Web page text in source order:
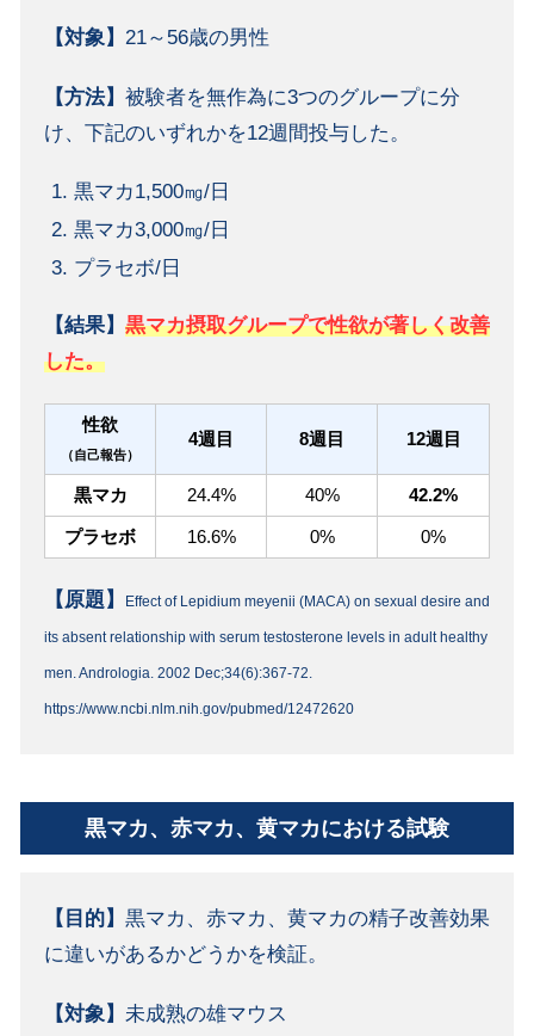
【対象】 21～56歳の男性
【方法】 被験者を無作為に3つのグループに分
け、下記のいずれかを12週間投与した。
黒マカ1,500㎎/日
黒マカ3,000㎎/日
プラセボ/日
【結果】 黒マカ摂取グループで性欲が著しく改善
した。
性欲
（自己報告）
4週目 8週目 12週目
黒マカ 24.4% 40% 42.2%
プラセボ 16.6% 0% 0%
【原題】 Effect of Lepidium meyenii (MACA) on sexual desire and
its absent relationship with serum testosterone levels in adult healthy
men. Andrologia. 2002 Dec;34(6):367-72.
https://www.ncbi.nlm.nih.gov/pubmed/12472620
黒マカ、赤マカ、黄マカにおける試験
【目的】 黒マカ、赤マカ、黄マカの精子改善効果
に違いがあるかどうかを検証。
【対象】 未成熟の雄マウス